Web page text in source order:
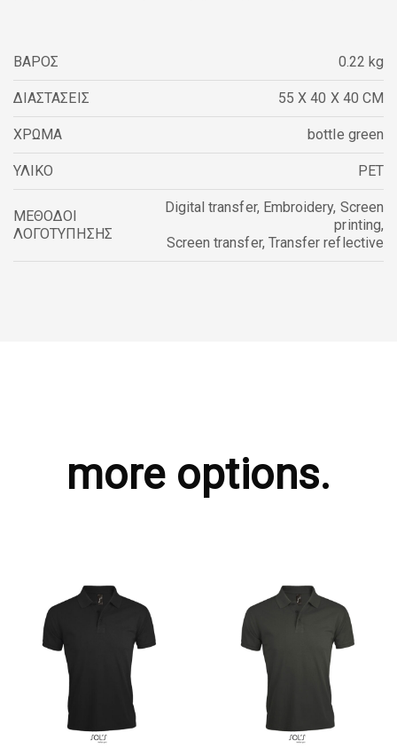
ΒΑΡΟΣ 0.22 kg
ΔΙΑΣΤΑΣΕΙΣ 55 X 40 X 40 CM
ΧΡΩΜΑ bottle green
ΥΛΙΚΟ PET
ΜΕΘΟΔΟΙ
ΛΟΓΟΤΥΠΗΣΗΣ
Digital transfer, Embroidery, Screen
printing,
Screen transfer, Transfer reflective
more options.